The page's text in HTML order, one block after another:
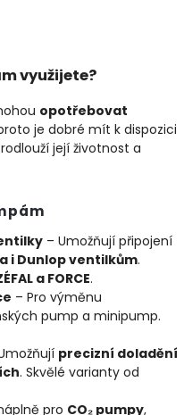
využijete?
opotřebovat
je dobré mít k dispozici
její životnost a
– Umožňují připojení
i Dunlop ventilkům.
a FORCE.
– Pro výměnu
pump a minipump.
precizní doladění
. Skvělé varianty od
pro CO₂ pumpy,